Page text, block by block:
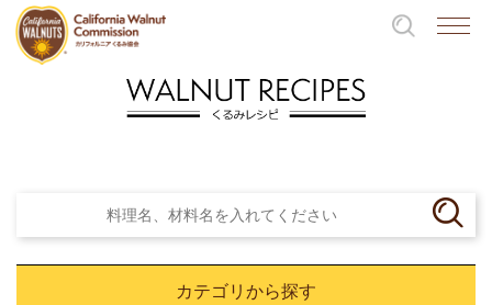
カテゴリから探す